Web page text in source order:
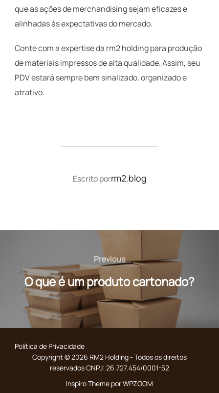
que as ações de merchandising sejam eficazes e
alinhadas às expectativas do mercado.
Conte com a expertise da rm2 holding para produção
de materiais impressos de alta qualidade. Assim, seu
PDV estará sempre bem sinalizado, organizado e
atrativo.
AUTOR DO POST
Escrito porrm2.blog
Post
Previous
Previous
O que é um produto cartonado?
Política de Privacidade
Copyright © 2026 RM2 Holding - Todos os direitos
reservados CNPJ: 26.727.454/0001-52
Inspiro Theme porWPZOOM